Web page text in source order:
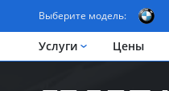
Выберите модель:
Услуги Цены